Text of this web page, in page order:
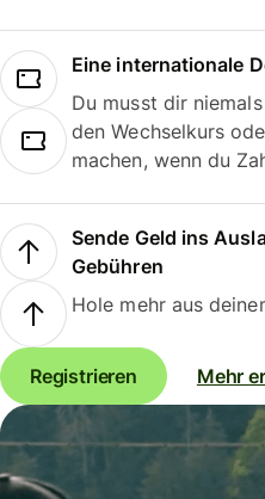
Eine internationale
Du musst dir
den Wechselkurs
machen, wenn du
Sende Geld ins
Gebühren
Hole mehr aus
Registrieren Mehr